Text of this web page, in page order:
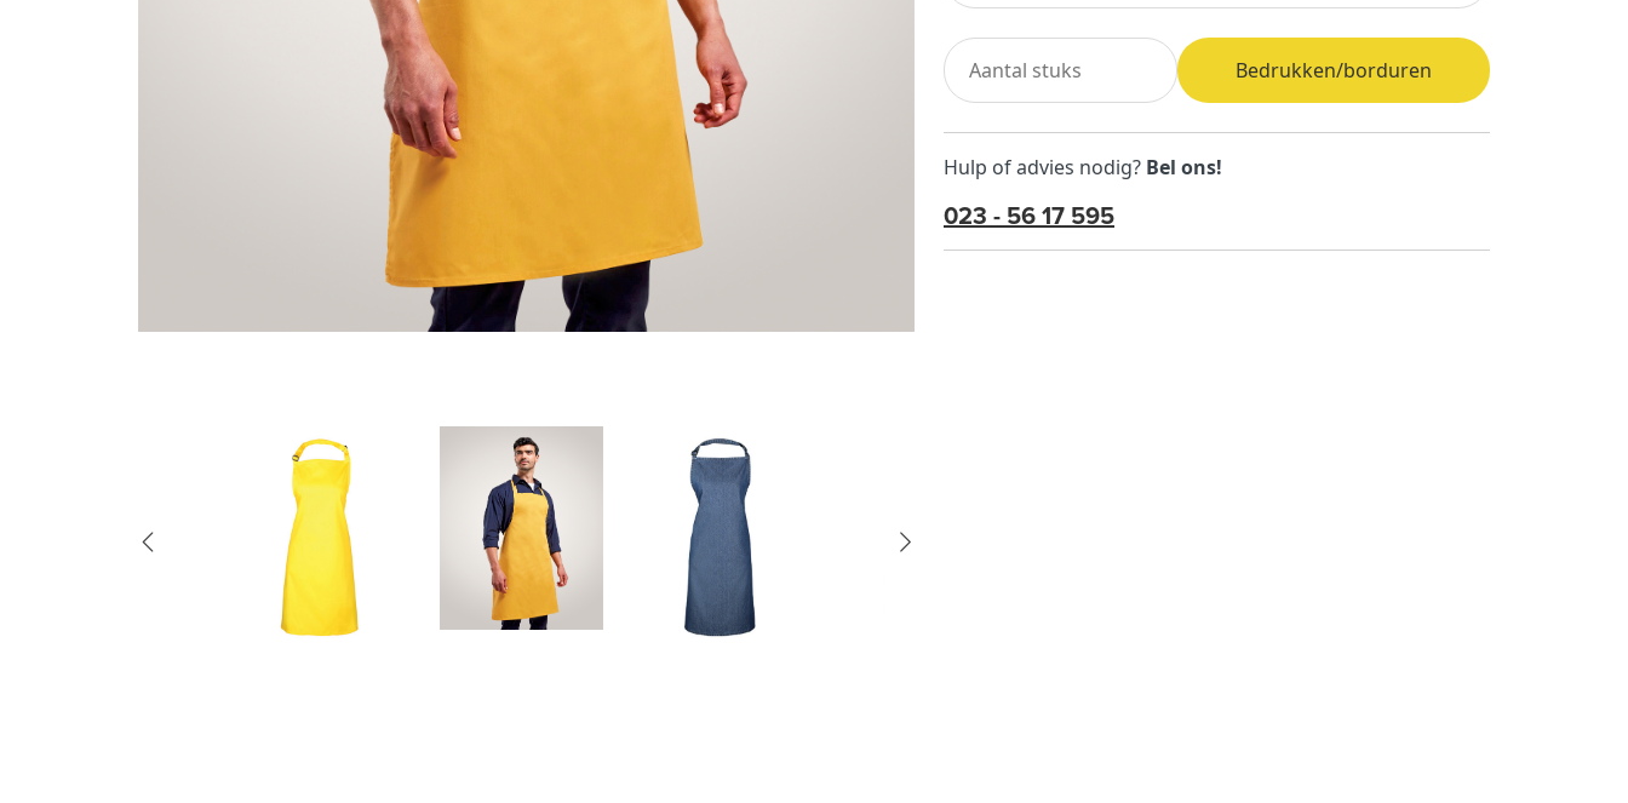
Bedrukken/borduren
Hulp of advies nodig? Bel ons!
023 - 56 17 595